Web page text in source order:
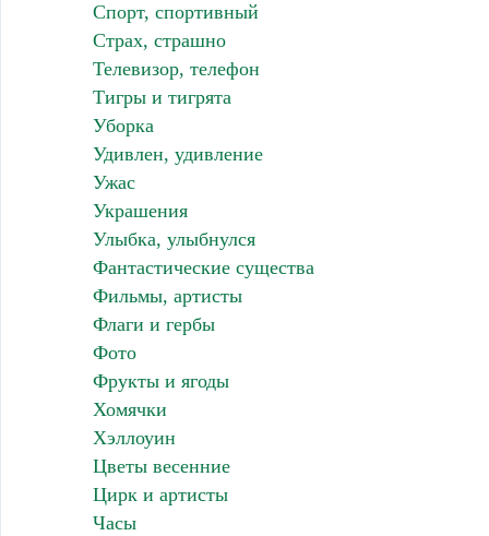
Спорт, спортивный
Страх, страшно
Телевизор, телефон
Тигры и тигрята
Уборка
Удивлен, удивление
Ужас
Украшения
Улыбка, улыбнулся
Фантастические существа
Фильмы, артисты
Флаги и гербы
Фото
Фрукты и ягоды
Хомячки
Хэллоуин
Цветы весенние
Цирк и артисты
Часы